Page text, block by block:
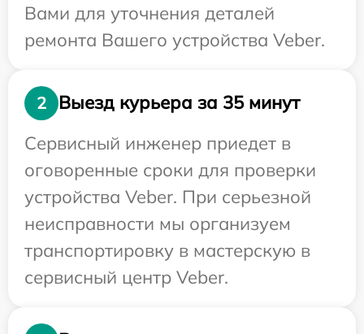
Вами для уточнения деталей
ремонта Вашего устройства Veber.
2
Выезд курьера за 35 минут
Сервисный инженер приедет в
оговоренные сроки для проверки
устройства Veber. При серьезной
неисправности мы организуем
транспортировку в мастерскую в
сервисный центр Veber.